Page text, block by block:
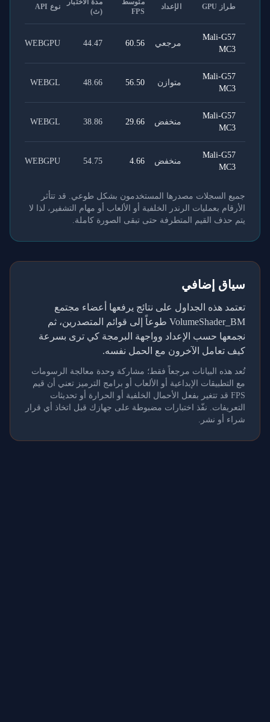
طراز GPU الإعداد
متوسط
FPS
مدة الاختبار
(ث)
نوع API
Mali-G57
MC3
مرجعي 60.56
44.47
WEBGPU
Mali-G57
MC3
متوازن 56.50
48.66
WEBGL
Mali-G57
MC3
منخفض 29.66
38.86
WEBGL
Mali-G57
MC3
منخفض 4.66
54.75
WEBGPU
جميع السجلات مصدرها المستخدمون بشكل طوعي. قد تتأثر
الأرقام بعمليات الرندر الخلفية أو الألعاب أو مهام التشفير، لذا لا
يتم حذف القيم المتطرفة حتى تبقى الصورة كاملة.
سياق إضافي
تعتمد هذه الجداول على نتائج يرفعها أعضاء مجتمع
VolumeShader_BM طوعاً إلى قوائم المتصدرين، ثم
نجمعها حسب الإعداد وواجهة البرمجة كي ترى بسرعة
كيف تعامل الآخرون مع الحمل نفسه.
تُعد هذه البيانات مرجعاً فقط؛ مشاركة وحدة معالجة الرسومات
مع التطبيقات الإبداعية أو الألعاب أو برامج الترميز تعني أن قيم
FPS قد تتغير بفعل الأحمال الخلفية أو الحرارة أو تحديثات
التعريفات. نفّذ اختبارات مضبوطة على جهازك قبل اتخاذ أي قرار
شراء أو نشر.